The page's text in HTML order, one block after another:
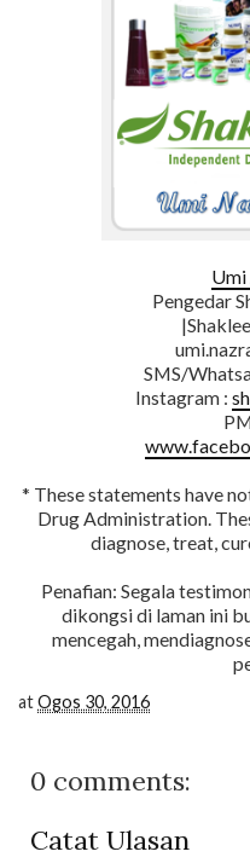
Umi
Pengedar
SMS/
Instagram :
* These statements have
Drug Administration.
diagnose, treat,
Penafian: Segala
dikongsi di laman ini
mencegah,
atOgos 30, 2016
0 comments:
Catat Ulasan